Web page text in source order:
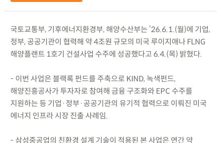
국토교통부, 기후에너지환경부, 해양수산부는 ’26.6.1.(월)에 기업,
정부, 공공기관이 협력해 약 4조원 규모의 미국 루이지애나 FLNG
해양플랜트 1호기 건설사업 수주에 성공했다고 6.4.(목) 밝혔다.
- 이번 사업은 블랙록 펀드를 주축으로 KIND, 녹색펀드,
해양진흥공사가 투자자로 참여해 금융 구조화와 EPC 수주를
지원하는 등 기업·정부·공공기관의 유기적 협력으로 이뤄진 미국
에너지 인프라 시장 진출 사례임.
- 삼성중공업의 친환경 설계 기술이 적용된 본 사업은 연간 약